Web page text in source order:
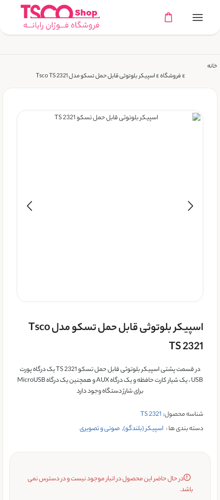
خانه
»فروشگاه»اسپیکر بلوتوثی قابل حمل تسکو مدل Tsco TS 2321
اسپیکر بلوتوثی قابل حمل تسکو مدل Tsco
TS 2321
در قسمت پشتی اسپیکر بلوتوثی قابل حمل تسکو TS 2321 یک درگاه پورت
USB ، یک شیار کارت حافظه و یک درگاه AUX و همچنین یک درگاه MicroUSB
برای شارژ دستگاه وجود دارد
شناسه محصول: TS 2321
دسته بندی ها : اسپیکر (بلندگو),صوتی و تصویری
در حال حاضر این محصول در انبار موجود نیست و در دسترس نمی
باشد.